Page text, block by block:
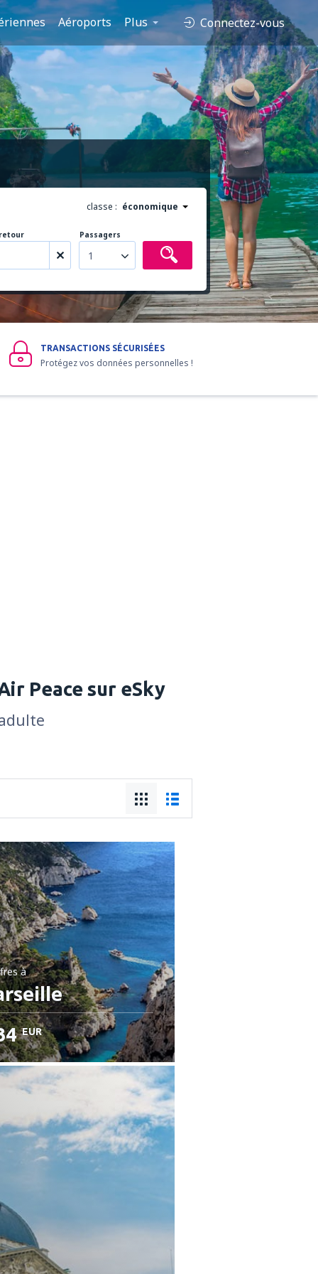
Aéroports Plus Connectez-vous
classe : économique
Passagers
1
TRANSACTIONS SÉCURISÉES
Protégez vos données personnelles !
Peace sur eSky
à
EUR